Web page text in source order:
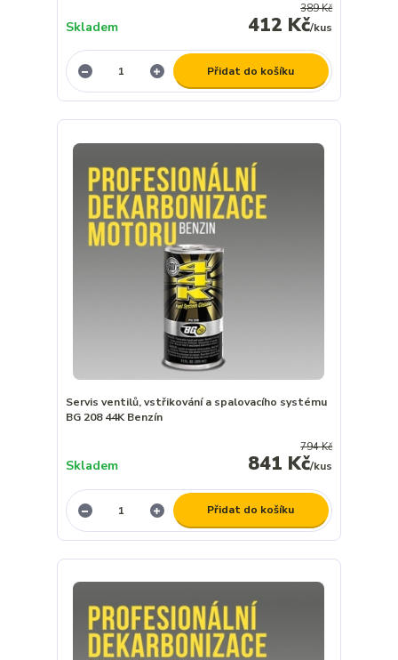
389 Kč
412 Kč/kus
Skladem
Přidat do košíku
Servis ventilů, vstřikování a spalovacího systému
BG 208 44K Benzín
794 Kč
841 Kč/kus
Skladem
Přidat do košíku